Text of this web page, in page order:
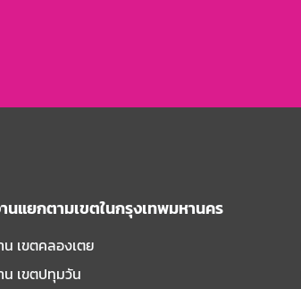
นแยกตามเขตในกรุงเทพมหานคร
น เขตคลองเตย
น เขตปทุมวัน